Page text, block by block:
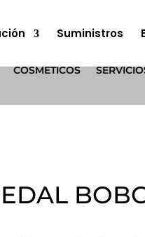
Suministros
COSMÉTICOS